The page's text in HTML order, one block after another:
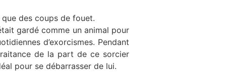
des coups de fouet.
gardé comme un animal pour
d’exorcismes. Pendant
de la part de ce sorcier
pour se débarrasser de lui.